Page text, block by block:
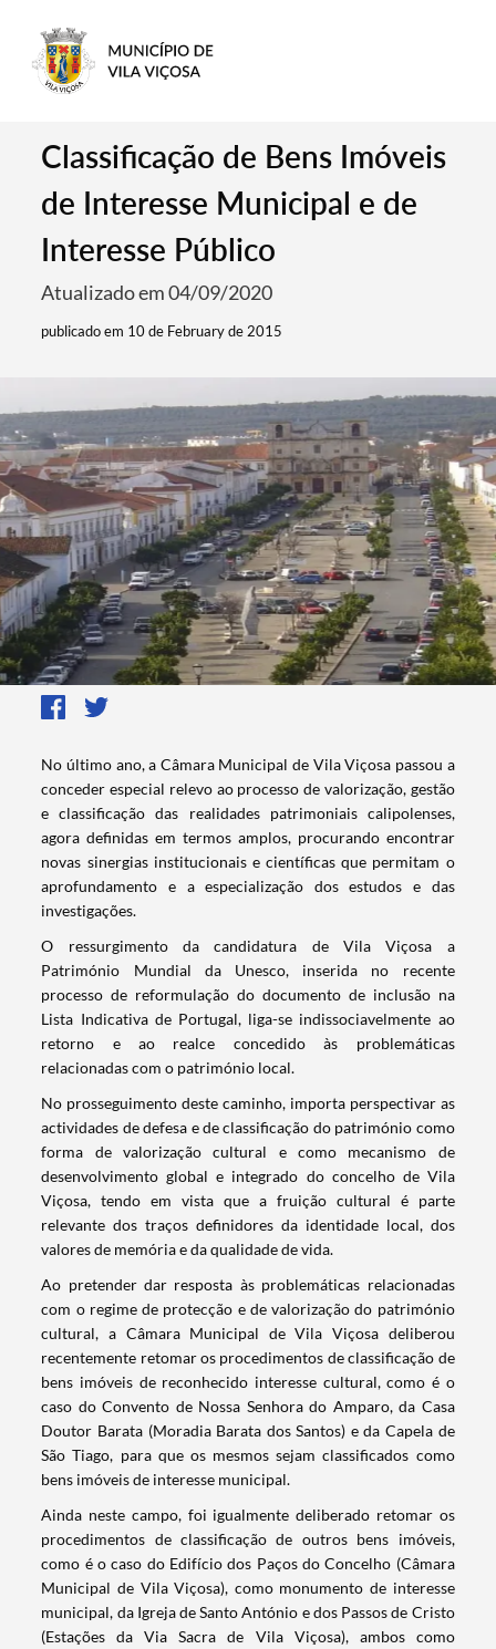
Categorias gerais
Classificação de Bens Imóveis
de Interesse Municipal e de
Interesse Público
Atualizado em 04/09/2020
publicado em 10 de February de 2015
​No último ano, a Câmara Municipal de Vila Viçosa passou a
conceder especial relevo ao processo de valorização, gestão
e classificação das realidades patrimoniais calipolenses,
agora definidas em termos amplos, procurando encontrar
novas sinergias institucionais e científicas que permitam o
aprofundamento e a especialização dos estudos e das
investigações.
O ressurgimento da candidatura de Vila Viçosa a
Património Mundial da Unesco, inserida no recente
processo de reformulação do documento de inclusão na
Lista Indicativa de Portugal, liga-se indissociavelmente ao
retorno e ao realce concedido às problemáticas
relacionadas com o património local.
No prosseguimento deste caminho, importa perspectivar as
actividades de defesa e de classificação do património como
forma de valorização cultural e como mecanismo de
desenvolvimento global e integrado do concelho de Vila
Viçosa, tendo em vista que a fruição cultural é parte
relevante dos traços definidores da identidade local, dos
valores de memória e da qualidade de vida.
Ao pretender dar resposta às problemáticas relacionadas
com o regime de protecção e de valorização do património
cultural, a Câmara Municipal de Vila Viçosa deliberou
recentemente retomar os procedimentos de classificação de
bens imóveis de reconhecido interesse cultural, como é o
caso do Convento de Nossa Senhora do Amparo, da Casa
Doutor Barata (Moradia Barata dos Santos) e da Capela de
São Tiago, para que os mesmos sejam classificados como
bens imóveis de interesse municipal.
Ainda neste campo, foi igualmente deliberado retomar os
procedimentos de classificação de outros bens imóveis,
como é o caso do Edifício dos Paços do Concelho (Câmara
Municipal de Vila Viçosa), como monumento de interesse
municipal, da Igreja de Santo António e dos Passos de Cristo
(Estações da Via Sacra de Vila Viçosa), ambos como